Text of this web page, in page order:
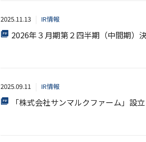
2025.11.13 IR情報
2026年３月期第２四半期（中間期）
2025.09.11 IR情報
「株式会社サンマルクファーム」設